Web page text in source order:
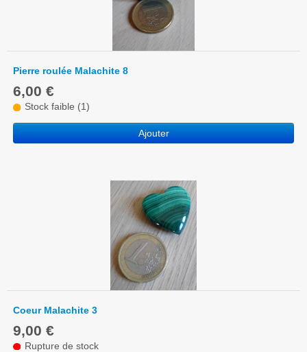
Pierre roulée Malachite 8
6,00 €
Stock faible (1)
Ajouter
Coeur Malachite 3
9,00 €
Rupture de stock